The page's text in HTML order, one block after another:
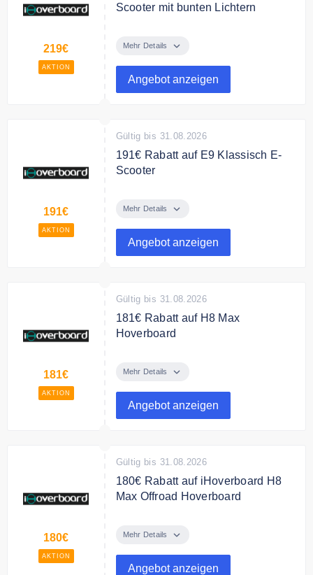
219€
AKTION
Scooter mit bunten Lichtern
Kinder E-Scooter mit bunten
Mehr Details
Angebot anzeigen
191€
AKTION
Gültig bis 31.08.2026
191€ Rabatt auf E9 Klassisch E-
Scooter
einen E9 Classic 350W E-Scooter
Mehr Details
Angebot anzeigen
181€
AKTION
Gültig bis 31.08.2026
181€ Rabatt auf H8 Max
Hoverboard
Hoverboard. Für nur 188,99 €
Mehr Details
Angebot anzeigen
180€
AKTION
Gültig bis 31.08.2026
180€ Rabatt auf iHoverboard H8
Max Offroad Hoverboard
Max 800W Offroad Hoverboard 8,5
Modelloptionen
Mehr Details
Angebot anzeigen